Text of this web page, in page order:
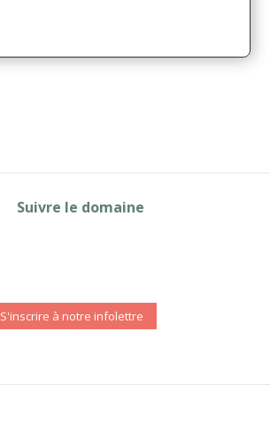
Suivre le domaine
S'inscrire à notre infolettre